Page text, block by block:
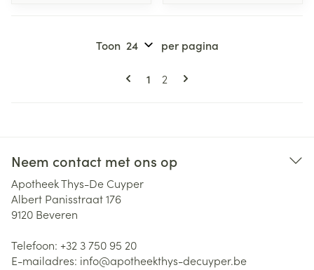
Pagina's
U lees momenteel pagina
1 Pagina
2
Toon per pagina
Neem contact met ons op
Apotheek Thys-De Cuyper
Albert Panisstraat 176
9120 Beveren
Telefoon: +32 3 750 95 20
E-mailadres: info@apotheekthys-decuyper.be